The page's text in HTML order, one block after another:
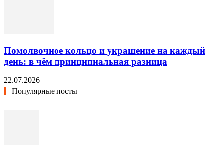
Помолвочное кольцо и украшение на каждый
день: в чём принципиальная разница
22.07.2026
Популярные посты